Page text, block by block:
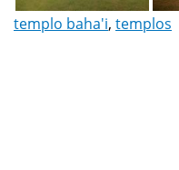
templo baha'i, templos